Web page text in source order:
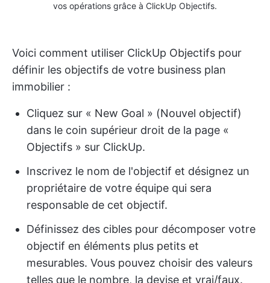
vos opérations grâce à ClickUp Objectifs.
Voici comment utiliser ClickUp Objectifs pour
définir les objectifs de votre business plan
immobilier :
Cliquez sur « New Goal » (Nouvel objectif)
dans le coin supérieur droit de la page «
Objectifs » sur ClickUp.
Inscrivez le nom de l'objectif et désignez un
propriétaire de votre équipe qui sera
responsable de cet objectif.
Définissez des cibles pour décomposer votre
objectif en éléments plus petits et
mesurables. Vous pouvez choisir des valeurs
telles que le nombre, la devise et vrai/faux.